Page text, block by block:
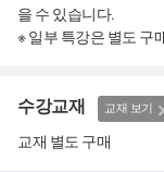
을 수 있습니다.
※ 일부 특강은 별도 구
수강교재 교재 보기
교재 별도 구매